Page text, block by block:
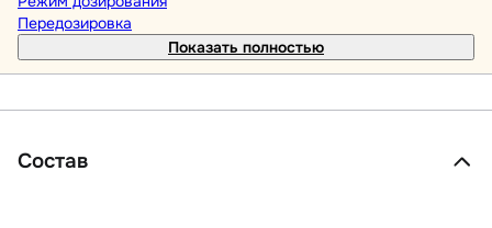
Передозировка
Показать полностью
Состав